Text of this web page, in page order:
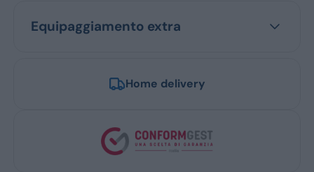
Equipaggiamento extra
Home delivery